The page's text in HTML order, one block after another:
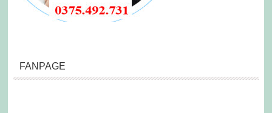
FANPAGE